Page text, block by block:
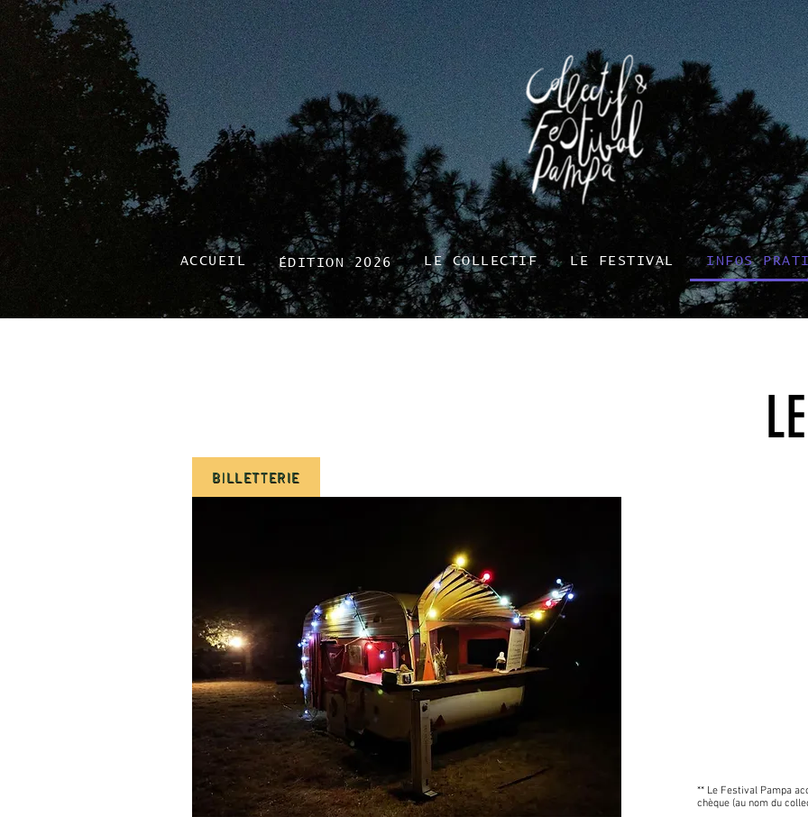
ACCUEIL ÉDITION 2026 LE COLLECTIF LE FESTIVAL INFOS
BILLETTERIE
** Le Festival Pampa
chèque (au nom du